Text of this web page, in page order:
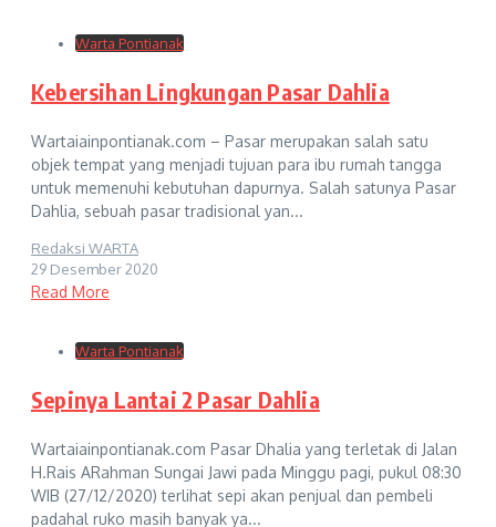
Warta Pontianak
Kebersihan Lingkungan Pasar Dahlia
Wartaiainpontianak.com – Pasar merupakan salah satu
objek tempat yang menjadi tujuan para ibu rumah tangga
untuk memenuhi kebutuhan dapurnya. Salah satunya Pasar
Dahlia, sebuah pasar tradisional yan...
Redaksi WARTA
29 Desember 2020
Read More
Warta Pontianak
Sepinya Lantai 2 Pasar Dahlia
Wartaiainpontianak.com Pasar Dhalia yang terletak di Jalan
H.Rais ARahman Sungai Jawi pada Minggu pagi, pukul 08:30
WIB (27/12/2020) terlihat sepi akan penjual dan pembeli
padahal ruko masih banyak ya...